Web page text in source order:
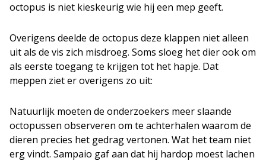
octopus is niet kieskeurig wie hij een mep geeft.
Overigens deelde de octopus deze klappen niet alleen
uit als de vis zich misdroeg. Soms sloeg het dier ook om
als eerste toegang te krijgen tot het hapje. Dat
meppen ziet er overigens zo uit:
Natuurlijk moeten de onderzoekers meer slaande
octopussen observeren om te achterhalen waarom de
dieren precies het gedrag vertonen. Wat het team niet
erg vindt. Sampaio gaf aan dat hij hardop moest lachen